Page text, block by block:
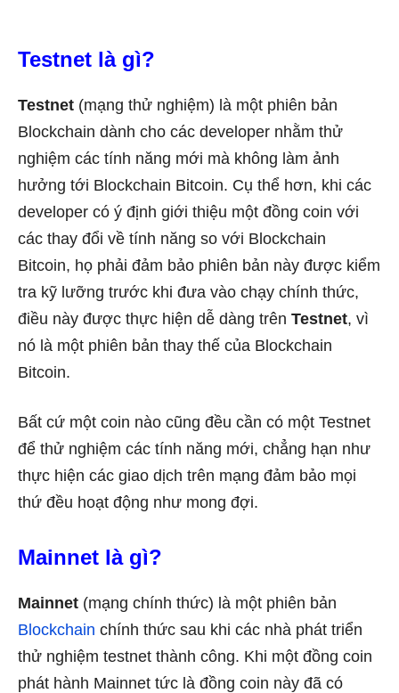
Testnet là gì?
Testnet (mạng thử nghiệm) là một phiên bản
Blockchain dành cho các developer nhằm thử
nghiệm các tính năng mới mà không làm ảnh
hưởng tới Blockchain Bitcoin. Cụ thể hơn, khi các
developer có ý định giới thiệu một đồng coin với
các thay đổi về tính năng so với Blockchain
Bitcoin, họ phải đảm bảo phiên bản này được kiểm
tra kỹ lưỡng trước khi đưa vào chạy chính thức,
điều này được thực hiện dễ dàng trên Testnet, vì
nó là một phiên bản thay thế của Blockchain
Bitcoin.
Bất cứ một coin nào cũng đều cần có một Testnet
để thử nghiệm các tính năng mới, chẳng hạn như
thực hiện các giao dịch trên mạng đảm bảo mọi
thứ đều hoạt động như mong đợi.
Mainnet là gì?
Mainnet (mạng chính thức) là một phiên bản
Blockchain chính thức sau khi các nhà phát triển
thử nghiệm testnet thành công. Khi một đồng coin
phát hành Mainnet tức là đồng coin này đã có